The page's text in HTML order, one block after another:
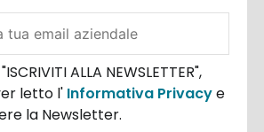
ALLA NEWSLETTER",
letto l' Informativa Privacye
la Newsletter.